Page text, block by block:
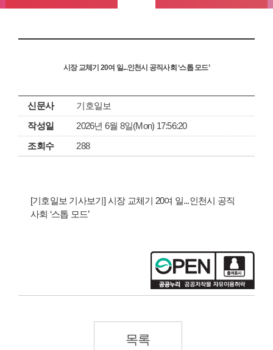
시장 교체기 20여 일...인천시 공직사회 ‘스톱 모드’
신문사
기호일보
작성일
2026년 6월 8일(Mon) 17:56:20
조회수
288
[기호일보 기사보기] 시장 교체기 20여 일...인천시 공직
사회 ‘스톱 모드’
목록